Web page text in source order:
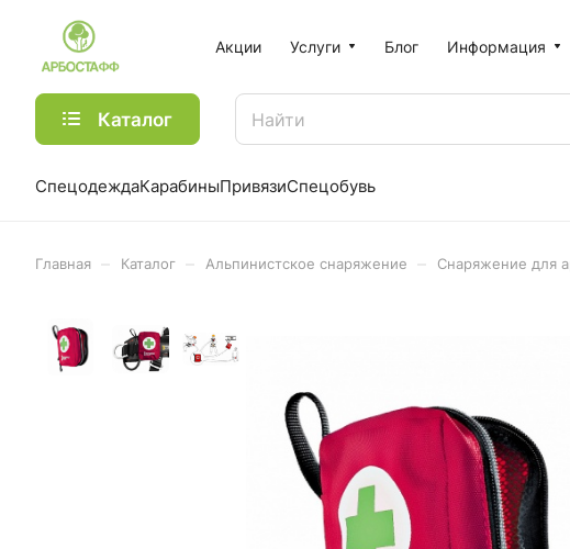
Акции Услуги Блог Информация
Каталог
СпецодеждаКарабиныПривязиСпецобувь
Главная Каталог Альпинистское снаряжение Снаряжение для